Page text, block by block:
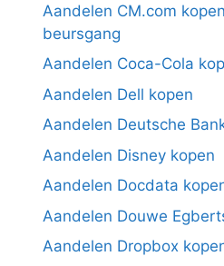
Aandelen CM.com
beursgang
Aandelen Coca-Cola
Aandelen Dell kopen
Aandelen Deutsche
Aandelen Disney kopen
Aandelen Docdata
Aandelen Douwe
Aandelen Dropbox